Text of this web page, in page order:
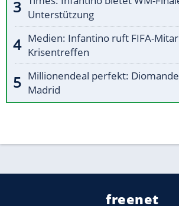
Unterstützung
Medien: Infantino ruft FIFA-
Krisentreffen
Millionendeal perfekt:
Madrid
freenet